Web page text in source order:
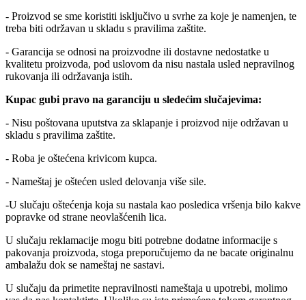
- Proizvod se sme koristiti isključivo u svrhe za koje je namenjen, te
treba biti održavan u skladu s pravilima zaštite.
- Garancija se odnosi na proizvodne ili dostavne nedostatke u
kvalitetu proizvoda, pod uslovom da nisu nastala usled nepravilnog
rukovanja ili održavanja istih.
Kupac gubi pravo na garanciju u sledećim slučajevima:
- Nisu poštovana uputstva za sklapanje i proizvod nije održavan u
skladu s pravilima zaštite.
- Roba je oštećena krivicom kupca.
- Nameštaj je oštećen usled delovanja više sile.
-U slučaju oštećenja koja su nastala kao posledica vršenja bilo kakve
popravke od strane neovlašćenih lica.
U slučaju reklamacije mogu biti potrebne dodatne informacije s
pakovanja proizvoda, stoga preporučujemo da ne bacate originalnu
ambalažu dok se nameštaj ne sastavi.
U slučaju da primetite nepravilnosti nameštaja u upotrebi, molimo